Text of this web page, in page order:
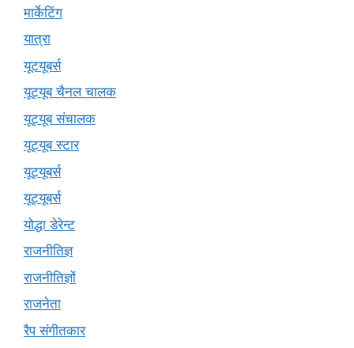
मार्केटिंग
यात्रा
यूटयूबर्स
यूट्यूब चैनल चालक
यूट्यूब संचालक
यूट्यूब स्टार
यूट्‍यूबर्स
यूट्यूबर्स
योद्धा डेरेन्ट
राजनीतिज्ञ
राजनीतिज्ञों
राजनेता
रैप संगीतकार